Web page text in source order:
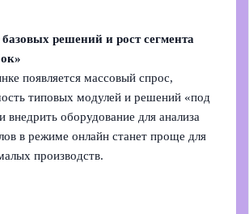
решений и рост сегмента
появляется массовый спрос,
типовых модулей и решений «под
внедрить оборудование для анализа
в режиме онлайн станет проще для
производств.